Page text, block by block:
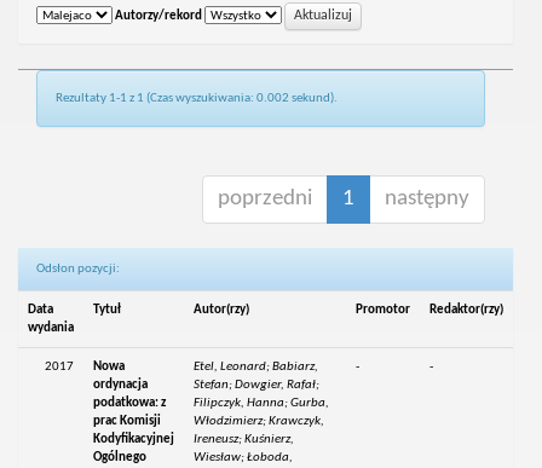
Autorzy/rekord
Rezultaty 1-1 z 1 (Czas wyszukiwania: 0.002 sekund).
poprzedni 1 następny
Odsłon pozycji:
Data
wydania
Tytuł Autor(rzy) Promotor Redaktor(rzy)
2017
Nowa
ordynacja
podatkowa: z
prac Komisji
Kodyfikacyjnej
Ogólnego
Etel, Leonard; Babiarz,
Stefan; Dowgier, Rafał;
Filipczyk, Hanna; Gurba,
Włodzimierz; Krawczyk,
Ireneusz; Kuśnierz,
Wiesław; Łoboda,
- -